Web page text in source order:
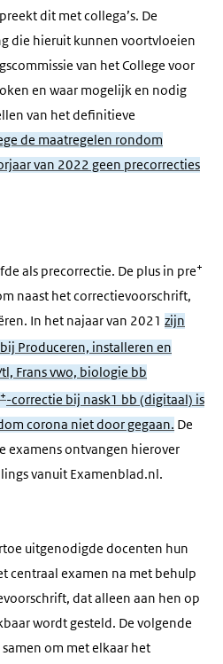
dit met collega’s. De
die hieruit kunnen voortvloeien
van het College voor
en waar mogelijk en nodig
van het definitieve
de maatregelen rondom
van 2022 geen precorrecties
als precorrectie. De plus in pre+
naast het correctievoorschrift,
In het najaar van 2021 zijn
Produceren, installeren en
Frans vwo, biologie bb
+-correctie bij nask1 bb (digitaal) is
corona niet door gegaan. De
examens ontvangen hierover
vanuit Examenblad.nl.
uitgenodigde docenten hun
centraal examen na met behulp
dat alleen aan hen op
wordt gesteld. De volgende
om met elkaar het